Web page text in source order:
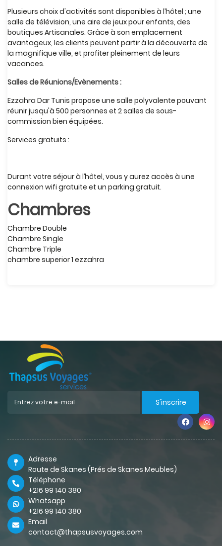
Plusieurs choix d'activités sont disponibles à l’hôtel ; une
salle de télévision, une aire de jeux pour enfants, des
boutiques Artisanales. Grâce à son emplacement
avantageux, les clients peuvent partir à la découverte de
la magnifique ville, et profiter pleinement de leurs
vacances.
Salles de Réunions/Evènements :
Ezzahra Dar Tunis propose une salle polyvalente pouvant
réunir jusqu'à 500 personnes et 2 salles de sous-
commission bien équipées.
Services gratuits :
Durant votre séjour à l’hôtel, vous y aurez accès à une
connexion wifi gratuite et un parking gratuit.
Chambres
Chambre Double
Chambre Single
Chambre Triple
chambre superior 1 ezzahra
S'inscrire
Adresse
Route de Skanes (Prés de Skanes Meubles)
Téléphone
+216 99 140 380
Whatsapp
+216 99 140 380
Email
contact@thapsusvoyages.com